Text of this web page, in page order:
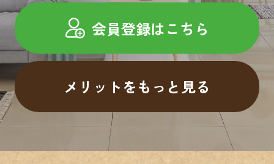
会員登録はこちら
メリットをもっと見る